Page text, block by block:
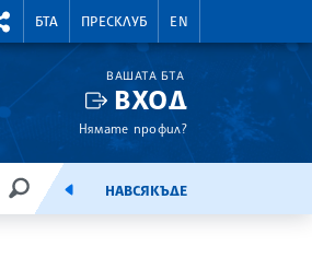
RIGHTMENU.SOCIAL
БТА ПРЕСКЛУБ EN
ВАШАТА БТА
ВХОД
Нямате профил?
ТЪРСЕНЕЕМИСИЯНАВСЯКЪДЕ